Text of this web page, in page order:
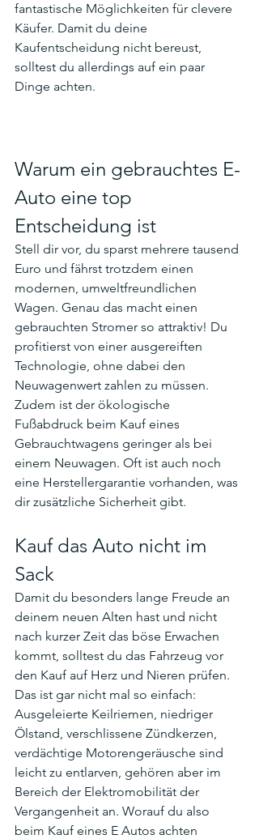
fantastische Möglichkeiten für clevere
Käufer. Damit du deine
Kaufentscheidung nicht bereust,
solltest du allerdings auf ein paar
Dinge achten.
Warum ein gebrauchtes E-
Auto eine top
Entscheidung ist
Stell dir vor, du sparst mehrere tausend
Euro und fährst trotzdem einen
modernen, umweltfreundlichen
Wagen. Genau das macht einen
gebrauchten Stromer so attraktiv! Du
profitierst von einer ausgereiften
Technologie, ohne dabei den
Neuwagenwert zahlen zu müssen.
Zudem ist der ökologische
Fußabdruck beim Kauf eines
Gebrauchtwagens geringer als bei
einem Neuwagen. Oft ist auch noch
eine Herstellergarantie vorhanden, was
dir zusätzliche Sicherheit gibt.
Kauf das Auto nicht im
Sack
Damit du besonders lange Freude an
deinem neuen Alten hast und nicht
nach kurzer Zeit das böse Erwachen
kommt, solltest du das Fahrzeug vor
den Kauf auf Herz und Nieren prüfen.
Das ist gar nicht mal so einfach:
Ausgeleierte Keilriemen, niedriger
Ölstand, verschlissene Zündkerzen,
verdächtige Motorengeräusche sind
leicht zu entlarven, gehören aber im
Bereich der Elektromobilität der
Vergangenheit an. Worauf du also
beim Kauf eines E Autos achten